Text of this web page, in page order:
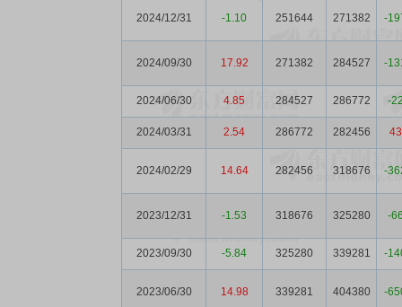
2024/12/31 -1.10 251644 271382 -
2024/09/30 17.92 271382 284527 -
2024/06/30 4.85 284527 286772 -
2024/03/31 2.54 286772 282456
2024/02/29 14.64 282456 318676 -
2023/12/31 -1.53 318676 325280 -
2023/09/30 -5.84 325280 339281 -
2023/06/30 14.98 339281 404380 -